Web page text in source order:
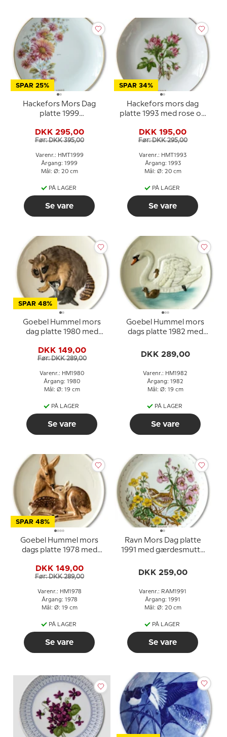
SPAR 25%
Hackefors Mors Dag
platte 1999
guldkant
DKK 295,00
Før: DKK 395,00
Varenr.: HMT1999
Årgang: 1999
Mål: Ø: 20 cm
PÅ LAGER
Se vare
SPAR 34%
Hackefors mors dag
platte 1993 med rose og
DKK 195,00
Før: DKK 295,00
Varenr.: HMT1993
Årgang: 1993
Mål: Ø: 20 cm
PÅ LAGER
Se vare
SPAR 48%
Goebel Hummel mors
dag platte 1980 med
DKK 149,00
Før: DKK 289,00
Varenr.: HM1980
Årgang: 1980
Mål: Ø: 19 cm
PÅ LAGER
Se vare
Goebel Hummel mors
dags platte 1982 med
DKK 289,00
Varenr.: HM1982
Årgang: 1982
Mål: Ø: 19 cm
PÅ LAGER
Se vare
SPAR 48%
Goebel Hummel mors
dags platte 1978 med
DKK 149,00
Før: DKK 289,00
Varenr.: HM1978
Årgang: 1978
Mål: Ø: 19 cm
PÅ LAGER
Se vare
Ravn Mors Dag platte
1991 med gærdesmutte
DKK 259,00
Varenr.: RAM1991
Årgang: 1991
Mål: Ø: 20 cm
PÅ LAGER
Se vare